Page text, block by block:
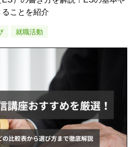
ことを紹介
就職活動